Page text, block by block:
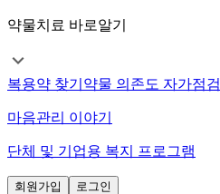
약물치료 바로알기
복용약 찾기 약물 의존도 자가점검
마음관리 이야기
단체 및 기업용 복지 프로그램
회원가입 로그인